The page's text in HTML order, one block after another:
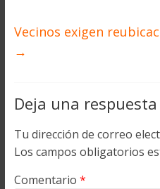
Vecinos exigen
→
Deja una respuesta
Tu dirección de correo
Los campos obligatorios
Comentario *